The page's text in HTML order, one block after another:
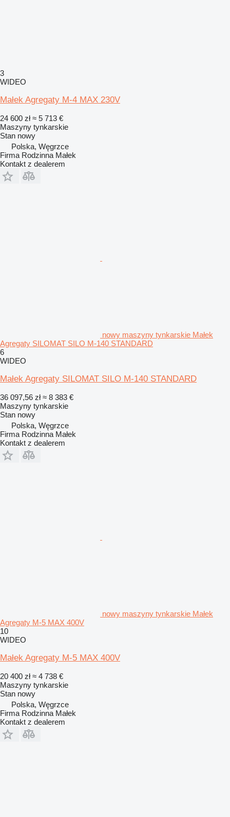
3
WIDEO
Małek Agregaty M-4 MAX 230V
24 600 zł ≈ 5 713 €
Maszyny tynkarskie
Stan nowy
Polska, Węgrzce
Firma Rodzinna Małek
Kontakt z dealerem
nowy maszyny tynkarskie Małek
Agregaty SILOMAT SILO M-140 STANDARD
6
WIDEO
Małek Agregaty SILOMAT SILO M-140 STANDARD
36 097,56 zł ≈ 8 383 €
Maszyny tynkarskie
Stan nowy
Polska, Węgrzce
Firma Rodzinna Małek
Kontakt z dealerem
nowy maszyny tynkarskie Małek
Agregaty M-5 MAX 400V
10
WIDEO
Małek Agregaty M-5 MAX 400V
20 400 zł ≈ 4 738 €
Maszyny tynkarskie
Stan nowy
Polska, Węgrzce
Firma Rodzinna Małek
Kontakt z dealerem